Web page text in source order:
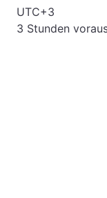
UTC+3
3 Stunden